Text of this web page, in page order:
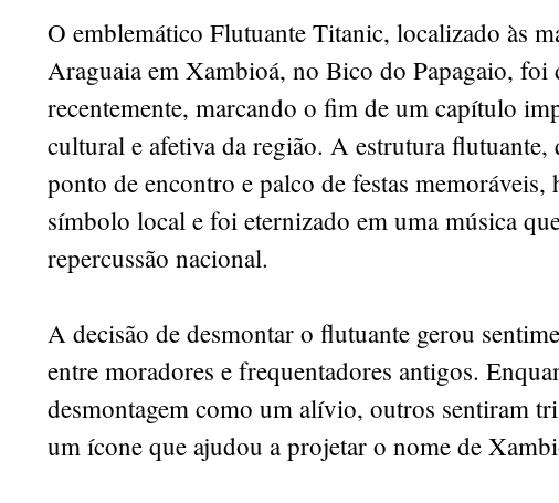
O emblemático Flutuante Titanic, localizado às
Araguaia em Xambioá, no Bico do Papagaio, foi
recentemente, marcando o fim de um capítulo
cultural e afetiva da região. A estrutura
ponto de encontro e palco de festas memoráveis,
símbolo local e foi eternizado em uma música
repercussão nacional.
A decisão de desmontar o flutuante gerou
entre moradores e frequentadores antigos.
desmontagem como um alívio, outros sentiram
um ícone que ajudou a projetar o nome de